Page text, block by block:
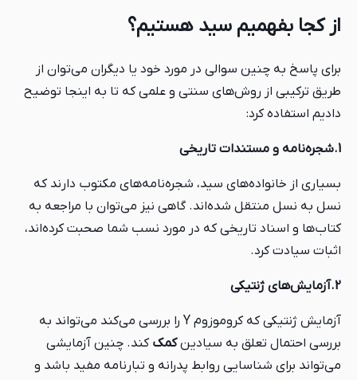
از کجا بفهمیم سید هستیم؟
برای پاسخ به چنین سوالی در مورد خود یا دیگران می‌توان از
طریق ترکیبی از روش‌های سنتی و علمی که تا به اینجا توضیح
دادیم استفاده کرد:
1.شجره‌نامه و مستندات تاریخی
بسیاری از خانواده‌های سید، شجره‌نامه‌های مکتوب دارند که
نسل به نسل منتقل شده‌اند. گاهی نیز می‌توان با مراجعه به
کتاب‌ها و اسناد تاریخی که در مورد نسب شما صحبت کرده‌اند،
اثبات سیادت کرد.
2.آزمایش‌های ژنتیکی
آزمایش ژنتیکی که کروموزوم Y را بررسی می‌کند می‌تواند به
بررسی احتمال تعلق به سیادینکمککند. چنین آزمایشی
می‌تواند برای شناسایی روابط پدرانه و تبارنامه مفید باشد و